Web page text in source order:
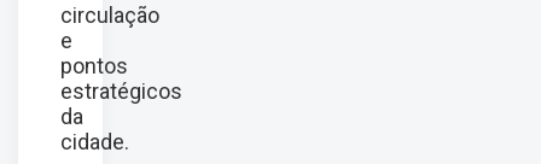
circulação
e
pontos
estratégicos
da
cidade.